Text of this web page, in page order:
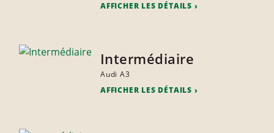
AFFICHER LES DÉTAILS
Intermédiaire
Audi A3
AFFICHER LES DÉTAILS